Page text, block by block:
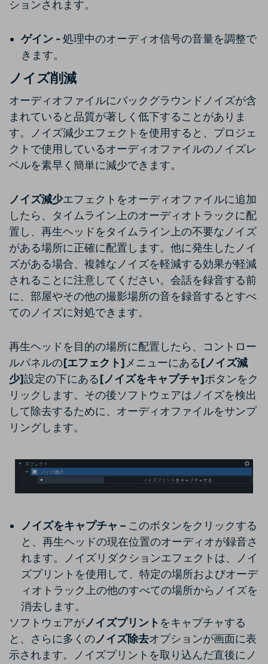
ションされます。
ゲイン -処理中のオーディオ信号の音量を調整で
きます。
ノイズ削減
オーディオファイルにバックグラウンドノイズが含
まれていると品質が著しく低下することがありま
す。ノイズ減少エフェクトを使用すると、プロジェ
クトで使用しているオーディオファイルのノイズレ
ベルを素早く簡単に減少できます。
ノイズ減少エフェクトをオーディオファイルに追加
したら、タイムライン上のオーディオトラックに配
置し、再生ヘッドをタイムライン上の不要なノイズ
がある場所に正確に配置します。他に発生したノイ
ズがある場合、複雑なノイズを軽減する効果が軽減
されることに注意してください。会話を録音する前
に、部屋やその他の撮影場所の音を録音するとすべ
てのノイズに対処できます。
再生ヘッドを目的の場所に配置したら、コントロー
ルパネルの[エフェクト]メニューにある[ノイズ減
少]設定の下にある[ノイズをキャプチャ]ボタンをク
リックします。その後ソフトウェアはノイズを検出
して除去するために、オーディオファイルをサンプ
リングします。
ノイズをキャプチャ – このボタンをクリックする
と、再生ヘッドの現在位置のオーディオが録音さ
れます。ノイズリダクションエフェクトは、ノイ
ズプリントを使用して、特定の場所およびオーデ
ィオトラック上の他のすべての場所からノイズを
消去します。
ソフトウェアがノイズプリント をキャプチャする
と、さらに多くのノイズ除去オプションが画面に表
示されます。ノイズプリントを取り込んだ直後にノ